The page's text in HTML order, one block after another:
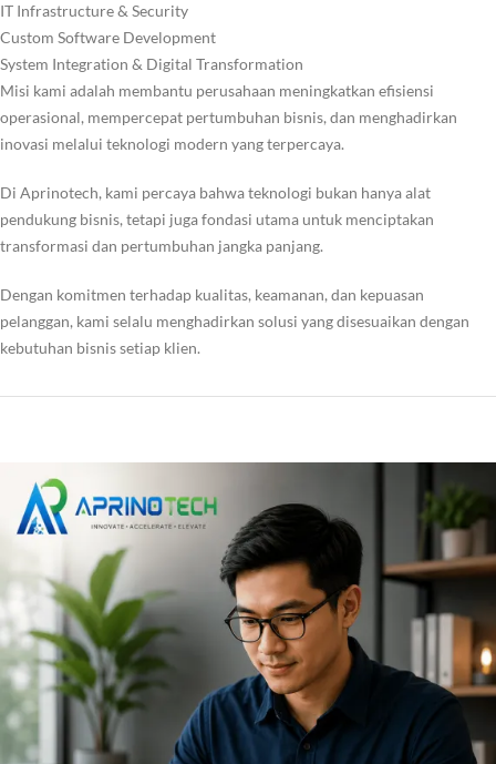
IT Infrastructure & Security
Custom Software Development
System Integration & Digital Transformation
Misi kami adalah membantu perusahaan meningkatkan efisiensi
operasional, mempercepat pertumbuhan bisnis, dan menghadirkan
inovasi melalui teknologi modern yang terpercaya.
Di Aprinotech, kami percaya bahwa teknologi bukan hanya alat
pendukung bisnis, tetapi juga fondasi utama untuk menciptakan
transformasi dan pertumbuhan jangka panjang.
Dengan komitmen terhadap kualitas, keamanan, dan kepuasan
pelanggan, kami selalu menghadirkan solusi yang disesuaikan dengan
kebutuhan bisnis setiap klien.